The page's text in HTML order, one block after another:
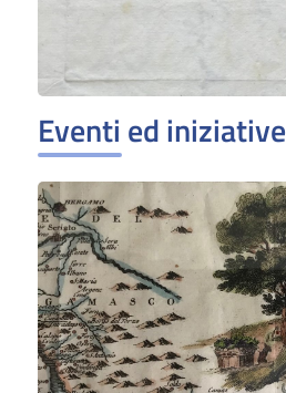
Eventi ed iniziative